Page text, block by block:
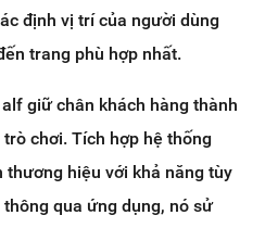
định vị trí của người dùng
trang phù hợp nhất.
giữ chân khách hàng thành
chơi. Tích hợp hệ thống
hiệu với khả năng tùy
qua ứng dụng, nó sử